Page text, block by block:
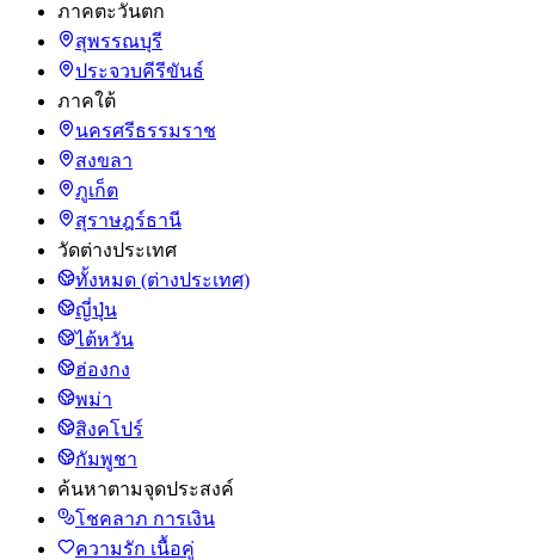
ภาคตะวันตก
สุพรรณบุรี
ประจวบคีรีขันธ์
ภาคใต้
นครศรีธรรมราช
สงขลา
ภูเก็ต
สุราษฎร์ธานี
วัดต่างประเทศ
ทั้งหมด (ต่างประเทศ)
ญี่ปุ่น
ไต้หวัน
ฮ่องกง
พม่า
สิงคโปร์
กัมพูชา
ค้นหาตามจุดประสงค์
โชคลาภ การเงิน
ความรัก เนื้อคู่